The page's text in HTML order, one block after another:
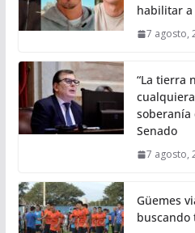
habilitar a
7 agosto,
“La tierra
soberanía
Senado
7 agosto,
Güemes
buscando